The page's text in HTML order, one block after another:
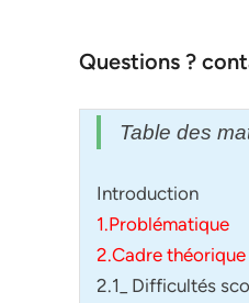
Questions ?
Table des
Introduction
1.Problématique
2.Cadre théorique
2.1_ Difficultés